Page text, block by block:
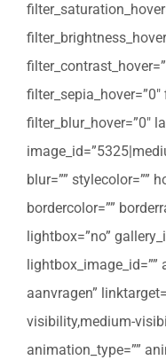
filter_blur_hover=”0″
blur=”” stylecolor=””
bordercolor=””
lightbox=”no”
aanvragen”
visibility,medium-
animation_type=””